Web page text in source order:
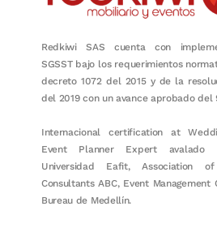
Redkiwi SAS cuenta con
SGSST bajo los requerimientos
decreto 1072 del 2015 y de la
del 2019 con un avance aprobado del
Internacional certification at
Event Planner Expert
Universidad Eafit, Association
Consultants ABC, Event Management
Bureau de Medellín.